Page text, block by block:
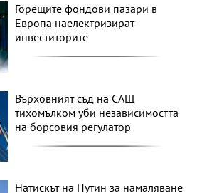
Горещите фондови пазари в
Европа наелектризират
инвеститорите
Върховният съд на САЩ
тихомълком уби независимостта
на борсовия регулатор
Натискът на Путин за намаляване